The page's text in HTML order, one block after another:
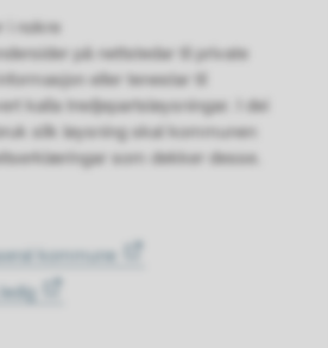
i nokre
på nettstedar til private
eller tenestar til
kalla tredjepartsløysningar. I dei
slik løysning skal kommunen
som dekker desse.
kommune